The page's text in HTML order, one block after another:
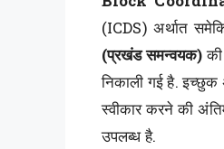
(ICDS) अर्थात
(प्रखंड समन्वयक)
निकाली गई है. इच्छुक
स्वीकार करने की
उपलब्ध है.